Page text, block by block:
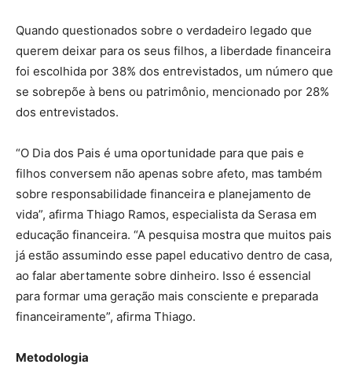
Quando questionados sobre o verdadeiro legado que
querem deixar para os seus filhos, a liberdade financeira
foi escolhida por 38% dos entrevistados, um número que
se sobrepõe à bens ou patrimônio, mencionado por 28%
dos entrevistados.
“O Dia dos Pais é uma oportunidade para que pais e
filhos conversem não apenas sobre afeto, mas também
sobre responsabilidade financeira e planejamento de
vida”, afirma Thiago Ramos, especialista da Serasa em
educação financeira. “A pesquisa mostra que muitos pais
já estão assumindo esse papel educativo dentro de casa,
ao falar abertamente sobre dinheiro. Isso é essencial
para formar uma geração mais consciente e preparada
financeiramente”, afirma Thiago.
Metodologia